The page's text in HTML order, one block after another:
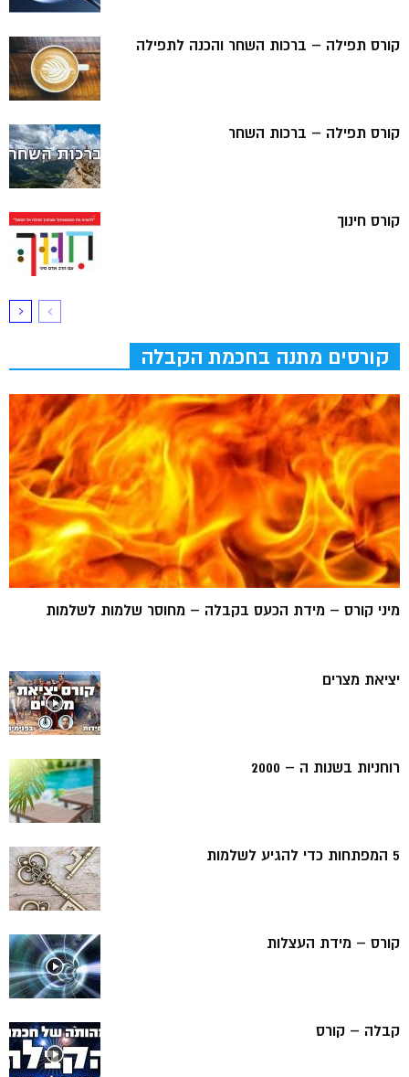
קורס תפילה – ברכות השחר והכנה לתפילה
קורס תפילה – ברכות השחר
קורס חינוך
קורסים מתנה בחכמת הקבלה
מיני קורס – מידת הכעס בקבלה – מחוסר שלמות לשלמות
יציאת מצרים
רוחניות בשנות ה – 2000
5 המפתחות כדי להגיע לשלמות
קורס – מידת העצלות
קבלה – קורס